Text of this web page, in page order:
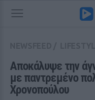
Αποκάλυψε την
με παντρεμένο
Χρονοπούλου